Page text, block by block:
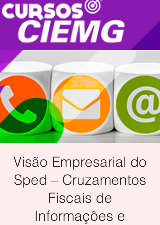
Visão Empresarial do
Sped – Cruzamentos
Fiscais de
Informações e